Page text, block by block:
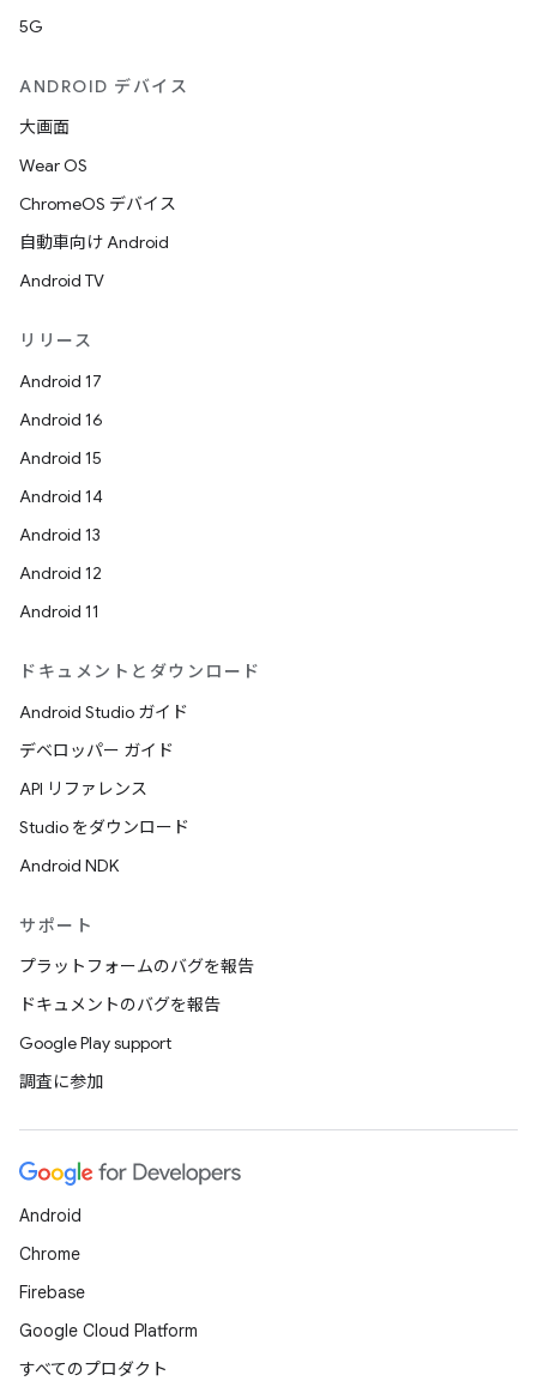
5G
ANDROID デバイス
大画面
Wear OS
ChromeOS デバイス
自動車向け Android
Android TV
リリース
Android 17
Android 16
Android 15
Android 14
Android 13
Android 12
Android 11
ドキュメントとダウンロード
Android Studio ガイド
デベロッパー ガイド
API リファレンス
Studio をダウンロード
Android NDK
サポート
プラットフォームのバグを報告
ドキュメントのバグを報告
Google Play support
調査に参加
Android
Chrome
Firebase
Google Cloud Platform
すべてのプロダクト